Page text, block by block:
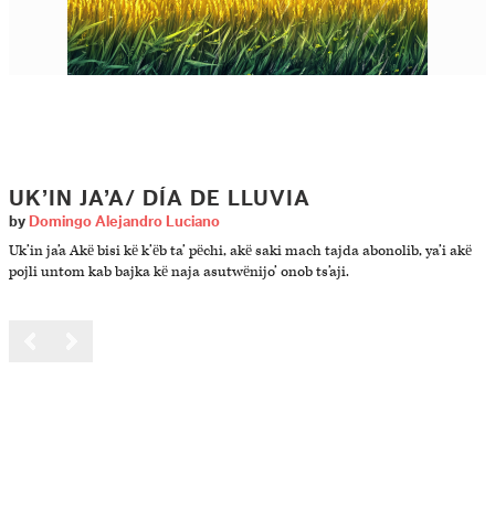
UK’IN JA’A/ DÍA DE LLUVIA
by Domingo Alejandro Luciano
Uk’in ja’a Akë bisi kë k’ëb ta’ pëchi, akë saki mach tajda abonolib, ya’i akë
pojli untom kab bajka kë naja asutwënijo’ onob ts’aji.